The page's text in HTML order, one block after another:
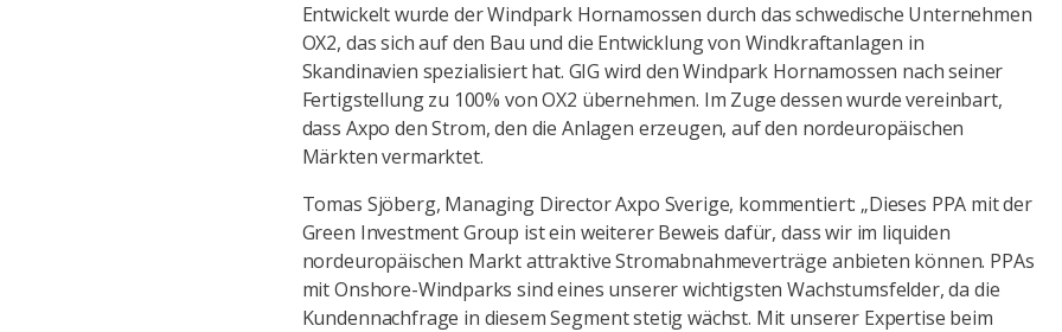
Entwickelt wurde der Windpark Hornamossen durch das schwedische Unternehmen
OX2, das sich auf den Bau und die Entwicklung von Windkraftanlagen in
Skandinavien spezialisiert hat. GIG wird den Windpark Hornamossen nach seiner
Fertigstellung zu 100% von OX2 übernehmen. Im Zuge dessen wurde vereinbart,
dass Axpo den Strom, den die Anlagen erzeugen, auf den nordeuropäischen
Märkten vermarktet.
Tomas Sjöberg, Managing Director Axpo Sverige, kommentiert: „Dieses PPA mit der
Green Investment Group ist ein weiterer Beweis dafür, dass wir im liquiden
nordeuropäischen Markt attraktive Stromabnahmeverträge anbieten können. PPAs
mit Onshore-Windparks sind eines unserer wichtigsten Wachstumsfelder, da die
Kundennachfrage in diesem Segment stetig wächst. Mit unserer Expertise beim